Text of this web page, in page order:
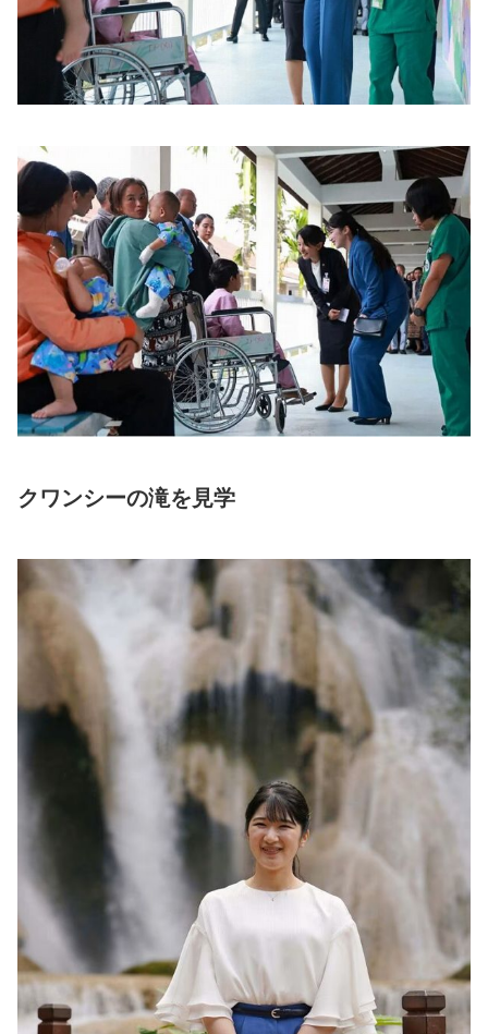
クワンシーの滝を見学